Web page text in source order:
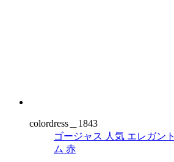
colordress＿1843
ゴージャス 人気 エレガント
ム 赤